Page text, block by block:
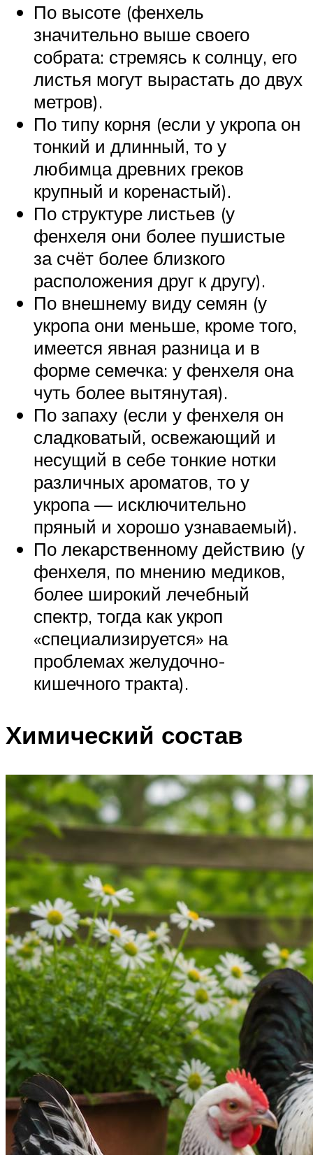
По высоте (фенхель
значительно выше своего
собрата: стремясь к солнцу, его
листья могут вырастать до двух
метров).
По типу корня (если у укропа он
тонкий и длинный, то у
любимца древних греков
крупный и коренастый).
По структуре листьев (у
фенхеля они более пушистые
за счёт более близкого
расположения друг к другу).
По внешнему виду семян (у
укропа они меньше, кроме того,
имеется явная разница и в
форме семечка: у фенхеля она
чуть более вытянутая).
По запаху (если у фенхеля он
сладковатый, освежающий и
несущий в себе тонкие нотки
различных ароматов, то у
укропа — исключительно
пряный и хорошо узнаваемый).
По лекарственному действию (у
фенхеля, по мнению медиков,
более широкий лечебный
спектр, тогда как укроп
«специализируется» на
проблемах желудочно-
кишечного тракта).
Химический состав